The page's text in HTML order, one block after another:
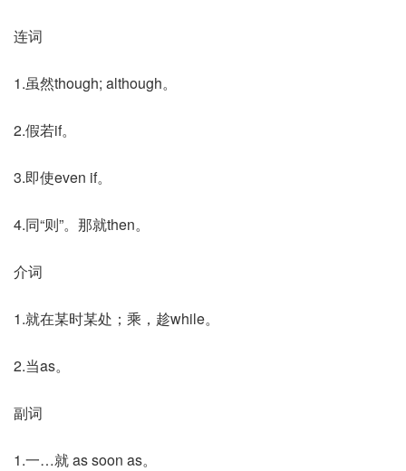
连词
1.虽然though; although。
2.假若if。
3.即使even if。
4.同“则”。那就then。
介词
1.就在某时某处；乘，趁while。
2.当as。
副词
1.一…就 as soon as。